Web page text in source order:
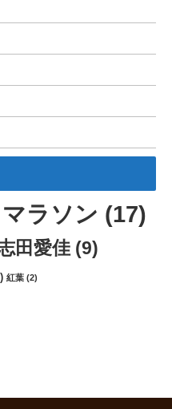
マラソン (17)
田愛佳 (9)
紅葉 (2)